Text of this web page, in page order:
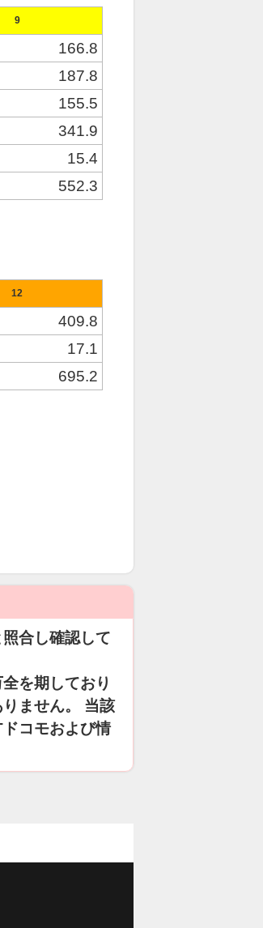
9
166.8
187.8
155.5
341.9
15.4
552.3
12
409.8
17.1
695.2
合し確認して
を期しており
ません。 当該
コモおよび情